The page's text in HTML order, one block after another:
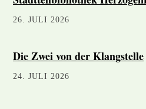
26. JULI 2026
Die Zwei von der Klangstelle
24. JULI 2026